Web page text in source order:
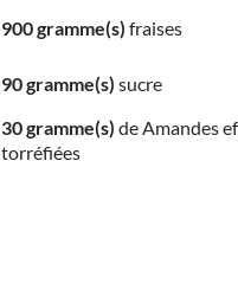
900 gramme(s) fraises
90 gramme(s) sucre
30 gramme(s) de Amandes
torréfiées